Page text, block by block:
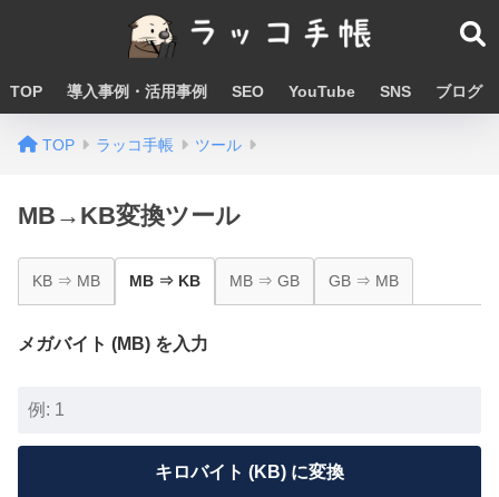
TOP 導入事例・活用事例 SEO YouTube SNS ブログ
TOP ラッコ手帳 ツール
MB→KB変換ツール
KB ⇒ MB MB ⇒ KB MB ⇒ GB GB ⇒ MB
メガバイト (MB) を入力
キロバイト (KB) に変換